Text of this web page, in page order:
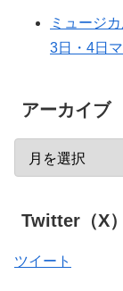
ミュージ
3日・4日
アーカイブ
Twitter（X
ツイート